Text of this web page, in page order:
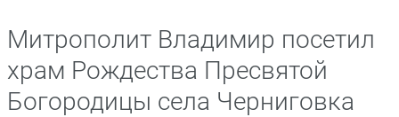
Митрополит Владимир посетил
храм Рождества Пресвятой
Богородицы села Черниговка